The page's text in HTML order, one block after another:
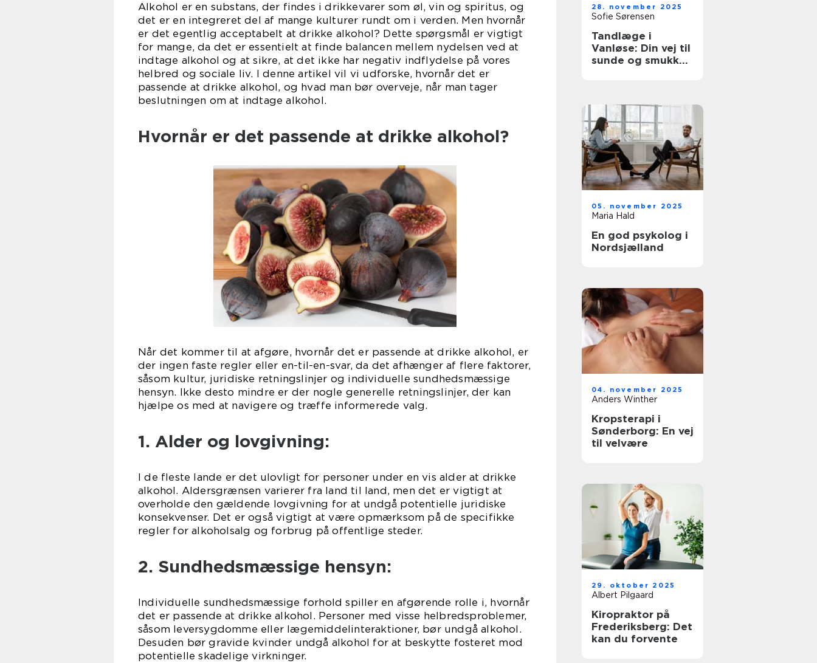
Alkohol er en substans, der findes i drikkevarer som øl, vin og spiritus, og
det er en integreret del af mange kulturer rundt om i verden. Men hvornår
er det egentlig acceptabelt at drikke alkohol? Dette spørgsmål er vigtigt
for mange, da det er essentielt at finde balancen mellem nydelsen ved at
indtage alkohol og at sikre, at det ikke har negativ indflydelse på vores
helbred og sociale liv. I denne artikel vil vi udforske, hvornår det er
passende at drikke alkohol, og hvad man bør overveje, når man tager
beslutningen om at indtage alkohol.
Hvornår er det passende at drikke alkohol?
Når det kommer til at afgøre, hvornår det er passende at drikke alkohol, er
der ingen faste regler eller en-til-en-svar, da det afhænger af flere faktorer,
såsom kultur, juridiske retningslinjer og individuelle sundhedsmæssige
hensyn. Ikke desto mindre er der nogle generelle retningslinjer, der kan
hjælpe os med at navigere og træffe informerede valg.
1. Alder og lovgivning:
I de fleste lande er det ulovligt for personer under en vis alder at drikke
alkohol. Aldersgrænsen varierer fra land til land, men det er vigtigt at
overholde den gældende lovgivning for at undgå potentielle juridiske
konsekvenser. Det er også vigtigt at være opmærksom på de specifikke
regler for alkoholsalg og forbrug på offentlige steder.
2. Sundhedsmæssige hensyn:
Individuelle sundhedsmæssige forhold spiller en afgørende rolle i, hvornår
det er passende at drikke alkohol. Personer med visse helbredsproblemer,
såsom leversygdomme eller lægemiddelinteraktioner, bør undgå alkohol.
Desuden bør gravide kvinder undgå alkohol for at beskytte fosteret mod
potentielle skadelige virkninger.
28. november 2025
Sofie Sørensen
Tandlæge i
Vanløse: Din vej til
sunde og smukke
05. november 2025
Maria Hald
En god psykolog i
Nordsjælland
04. november 2025
Anders Winther
Kropsterapi i
Sønderborg: En vej
til velvære
29. oktober 2025
Albert Pilgaard
Kiropraktor på
Frederiksberg: Det
kan du forvente